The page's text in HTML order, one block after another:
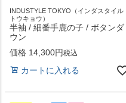
INDUSTYLE TOKYO（インダスタイル
トウキョウ）
半袖 / 細番手鹿の子 / ボタンダ
ウン
価格 14,300 税込
カートに入れる